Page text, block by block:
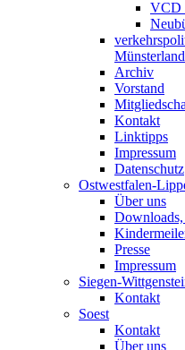
VCD
Münsterland
Archiv
Vorstand
Kontakt
Linktipps
Impressum
Datenschutz
Ostwestfalen-
Über uns
Presse
Impressum
Siegen-
Kontakt
Soest
Kontakt
Über uns